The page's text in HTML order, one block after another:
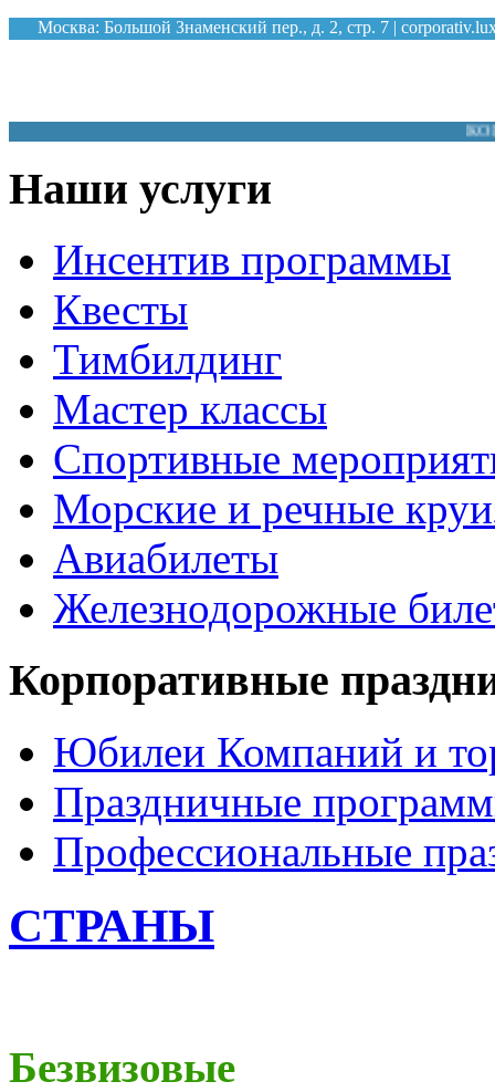
Москва: Большой Знаменский пер., д. 2, стр. 7 |
Наши услуги
Инсентив программы
Квесты
Тимбилдинг
Мастер классы
Спортивные
Морские и речные
Авиабилеты
Железнодорожные
Корпоративные
Юбилеи Компаний и
Праздничные
Профессиональные
СТРАНЫ
Безвизовые